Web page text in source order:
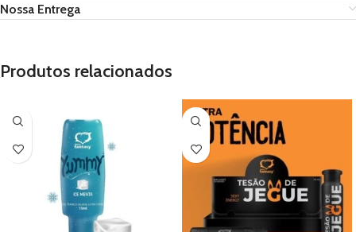
Nossa Entrega
Produtos relacionados